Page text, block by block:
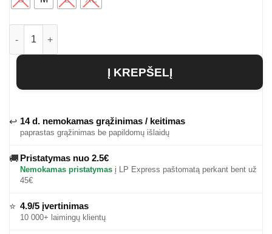
produkto kiekis: Vyriški marškinėliai Tyrese
Į KREPŠELĮ
↩ 14 d. nemokamas grąžinimas / keitimas
paprastas grąžinimas be papildomų išlaidų
🚚 Pristatymas nuo 2.5€
Nemokamas pristatymas į LP Express paštomatą perkant bent už
45€
⭐ 4.9/5 įvertinimas
10 000+ laimingų klientų